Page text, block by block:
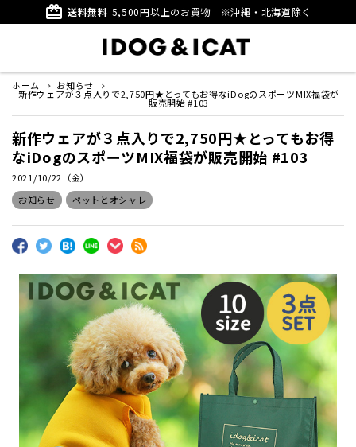
card_giftcard 送料無料 5,500円以上のお買物 ※沖縄・北海道除く
ホーム お知らせ
新作ウェアが３点入りで2,750円★とってもお得なiDogのスポーツMIX福袋が
販売開始 #103
新作ウェアが３点入りで2,750円★とってもお得
なiDogのスポーツMIX福袋が販売開始 #103
2021/10/22（金）
お知らせ
ペットとオシャレ